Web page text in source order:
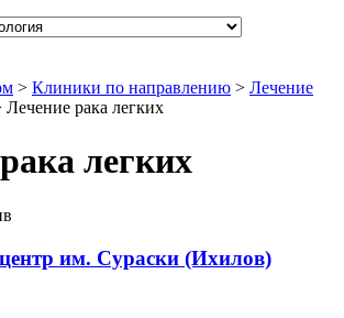
> Клиники по направлению > Лечение
Лечение рака легких
легких
им. Сураски (Ихилов)